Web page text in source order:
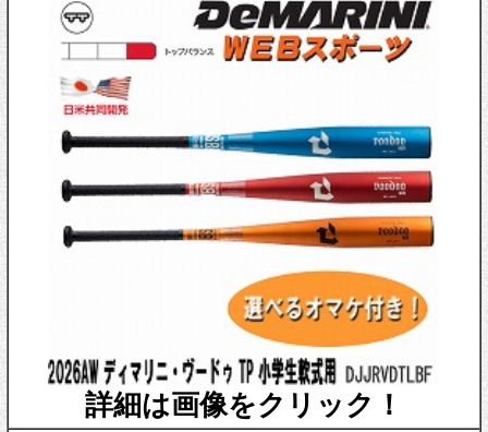
詳細は画像をクリック！